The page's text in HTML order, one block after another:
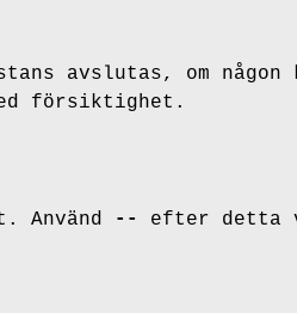
avslutas, om någon
försiktighet.
Använd
--
efter detta